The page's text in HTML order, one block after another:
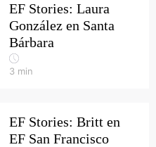
EF Stories: Laura
González en Santa
Bárbara
3 min
EF Stories: Britt en
EF San Francisco